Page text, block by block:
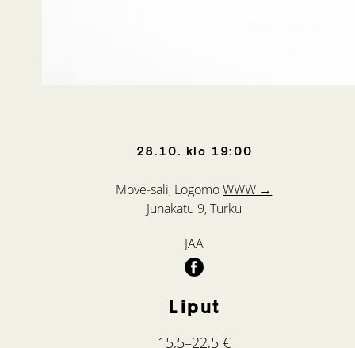
28.10. klo 19:00
Move-sali, LogomoWWW →
Junakatu 9, Turku
JAA
Liput
15,5–22,5 €